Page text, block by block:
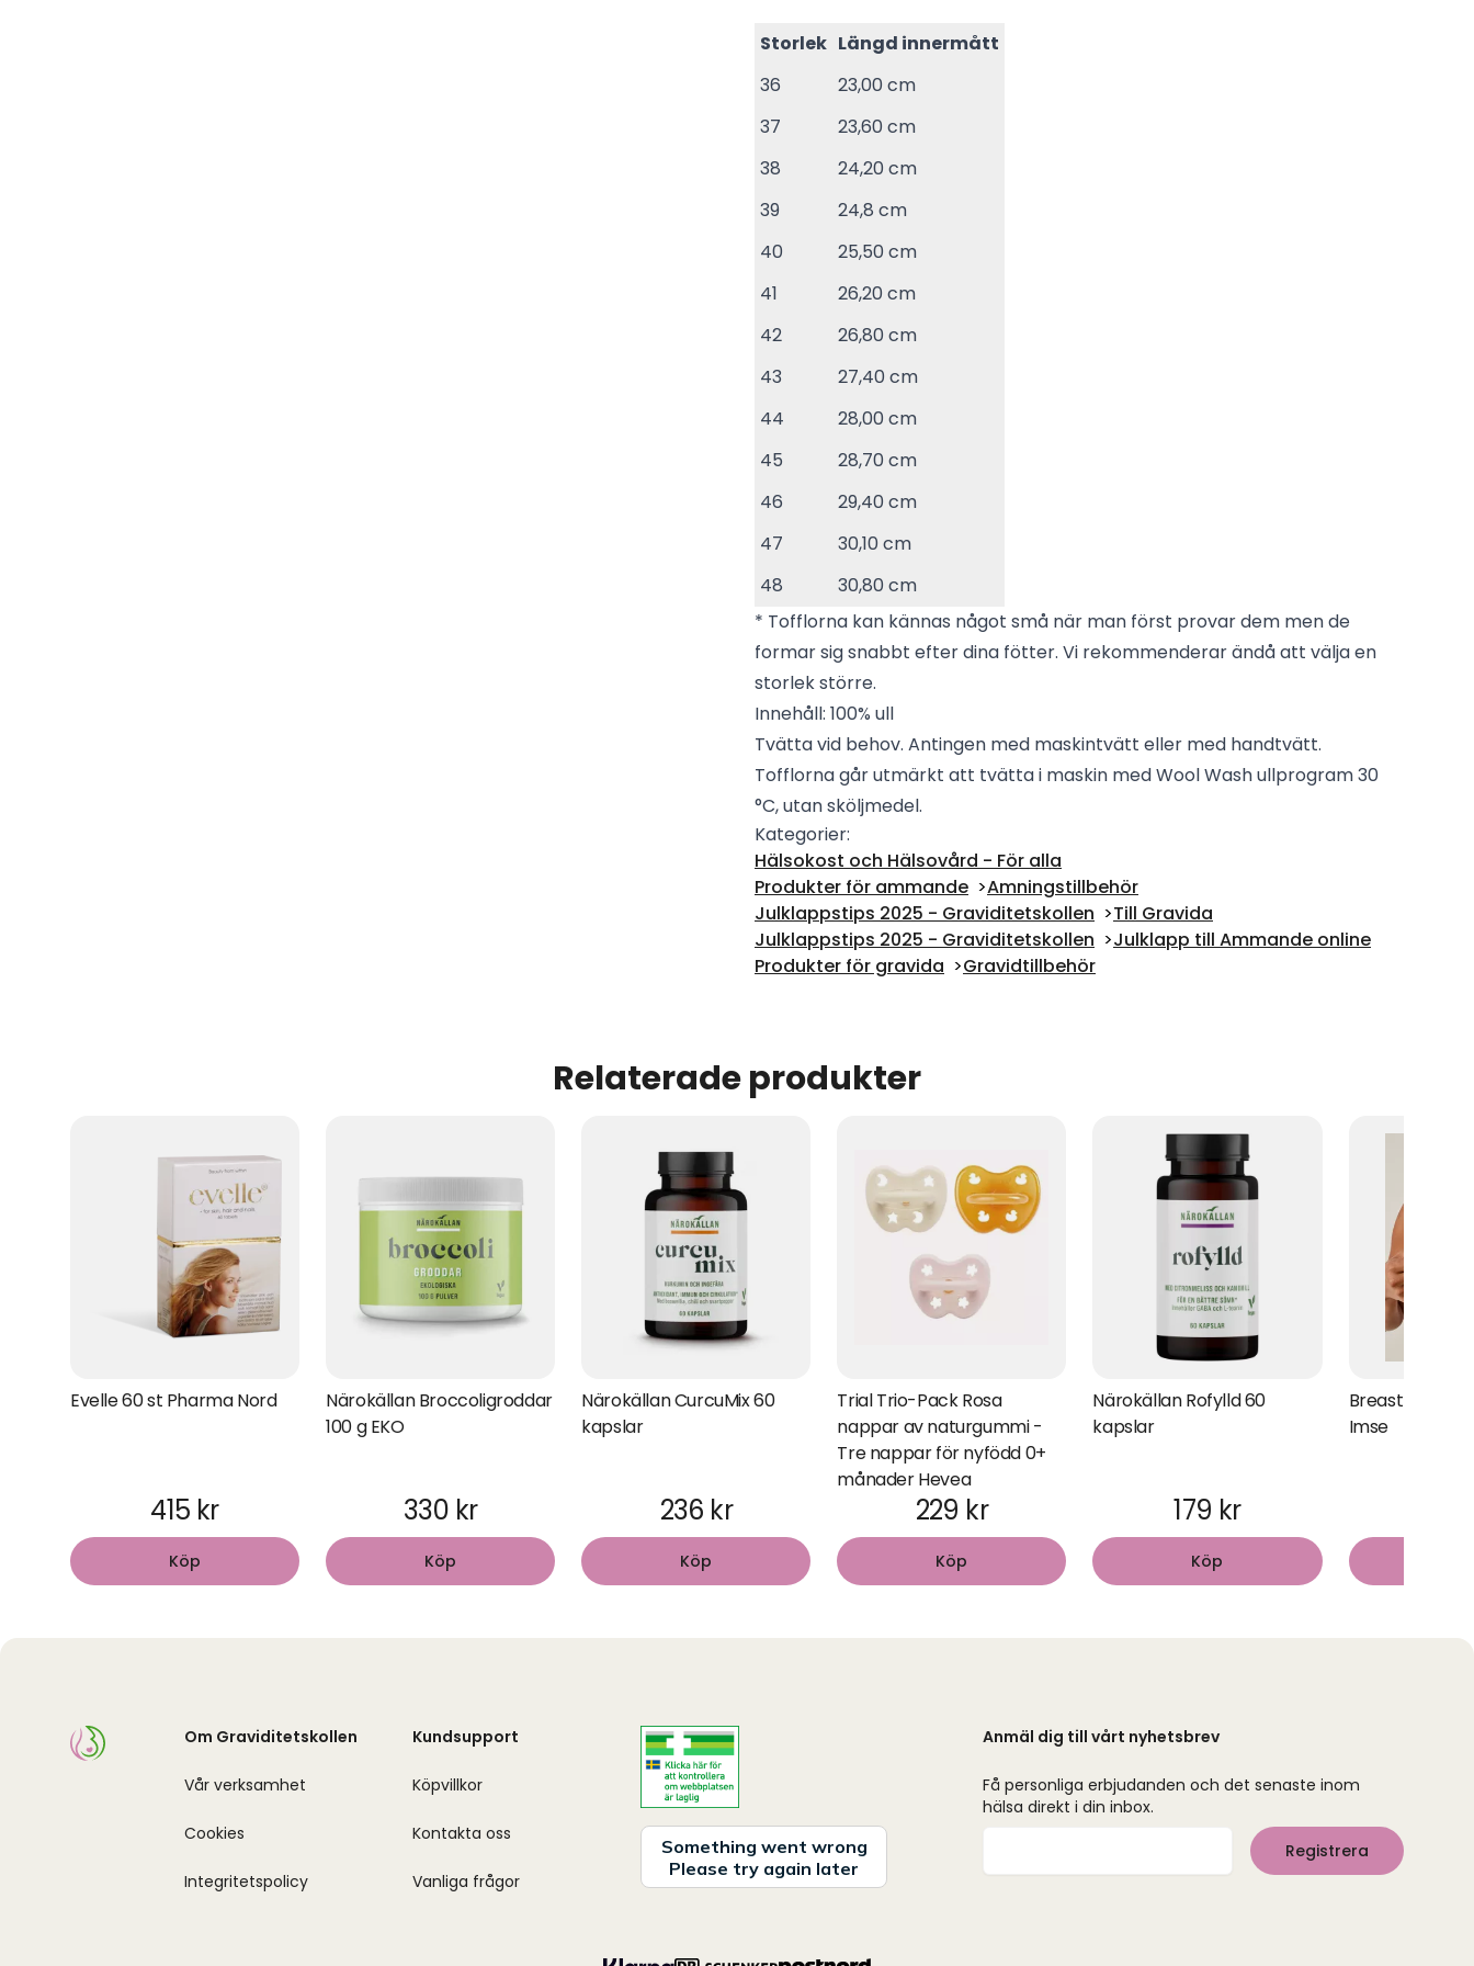
Storlek Längd innermått
36
23,00 cm
37
23,60 cm
38
24,20 cm
39
24,8 cm
40
25,50 cm
41
26,20 cm
42
26,80 cm
43
27,40 cm
44
28,00 cm
45
28,70 cm
46
29,40 cm
47
30,10 cm
48
30,80 cm
* Tofflorna kan kännas något små när man först provar dem men de
formar sig snabbt efter dina fötter. Vi rekommenderar ändå att välja en
storlek större.
Innehåll: 100% ull
Tvätta vid behov. Antingen med maskintvätt eller med handtvätt.
Tofflorna går utmärkt att tvätta i maskin med Wool Wash ullprogram 30
°C, utan sköljmedel.
Kategorier:
Hälsokost och Hälsovård - För alla
Produkter för ammande
Amningstillbehör
Julklappstips 2025 - Graviditetskollen
Till Gravida
Julklappstips 2025 - Graviditetskollen
Julklapp till Ammande online
Produkter för gravida
Gravidtillbehör
Relaterade produkter
Evelle 60 st Pharma Nord
415 kr
Köp
Närokällan Broccoligroddar
100 g EKO
330 kr
Köp
Närokällan CurcuMix 60
kapslar
236 kr
Köp
Trial Trio-Pack Rosa
nappar av naturgummi -
Tre nappar för nyfödd 0+
månader Hevea
229 kr
Köp
Närokällan Rofylld 60
kapslar
179 kr
Köp
Breast
Imse
Om Graviditetskollen
Vår verksamhet
Cookies
Integritetspolicy
Kundsupport
Köpvillkor
Kontakta oss
Vanliga frågor
Anmäl dig till vårt nyhetsbrev
Få personliga erbjudanden och det senaste inom
hälsa direkt i din inbox.
Registrera